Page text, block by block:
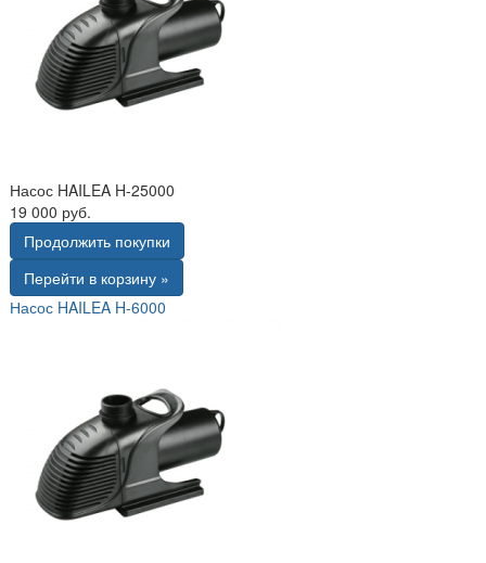
Насос HAILEA H-25000
19 000 руб.
Продолжить покупки
Перейти в корзину »
Насос HAILEA H-6000